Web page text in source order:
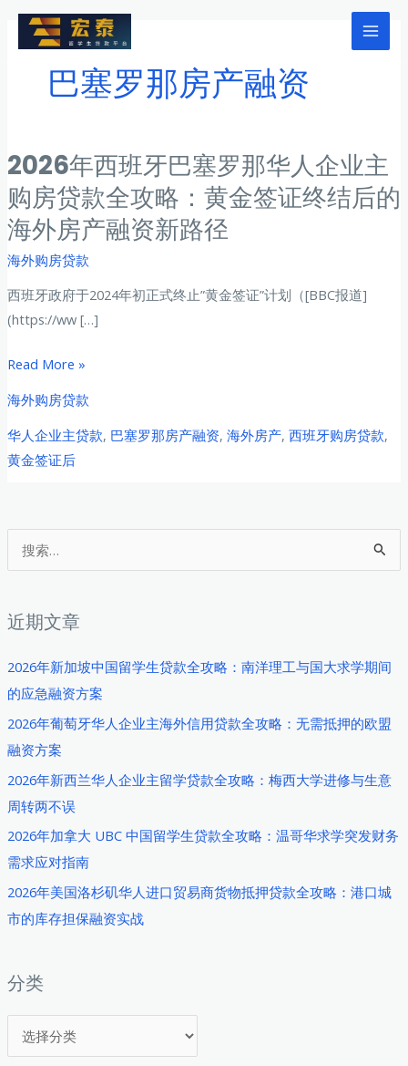
Main
索
近期文章
2026年新加坡中国留学生贷款全攻略：南洋理工与国大求学期间
的应急融资方案
2026年葡萄牙华人企业主海外信用贷款全攻略：无需抵押的欧盟
融资方案
2026年新西兰华人企业主留学贷款全攻略：梅西大学进修与生意
周转两不误
2026年加拿大 UBC 中国留学生贷款全攻略：温哥华求学突发财务
需求应对指南
2026年美国洛杉矶华人进口贸易商货物抵押贷款全攻略：港口城
市的库存担保融资实战
分类
类
巴塞罗那房产融资
2026年西班牙巴塞罗那华人企业主
购房贷款全攻略：黄金签证终结后的
海外房产融资新路径
海外购房贷款
西班牙政府于2024年初正式终止”黄金签证”计划（[BBC报道]
(https://ww […]
2026
西
班
牙
罗
人
企
业
主
房
贷
款
全
攻
略：
签
终
的
Read More »
海外购房贷款
华人企业主贷款, 巴塞罗那房产融资, 海外房产, 西班牙购房贷款,
黄金签证后